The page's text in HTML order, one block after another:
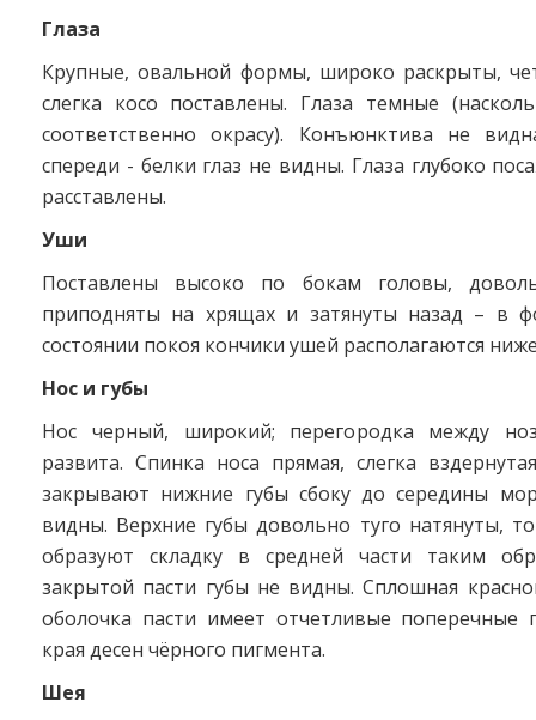
Глаза
Крупные, овальной формы, широко раскрыты,
слегка косо поставлены. Глаза темные
соответственно окрасу). Конъюнктива не
спереди - белки глаз не видны. Глаза глубоко
расставлены.
Уши
Поставлены высоко по бокам головы,
приподняты на хрящах и затянуты назад – в
состоянии покоя кончики ушей располагаются
Нос и губы
Нос черный, широкий; перегородка между
развита. Спинка носа прямая, слегка
закрывают нижние губы сбоку до середины
видны. Верхние губы довольно туго натянуты,
образуют складку в средней части таким
закрытой пасти губы не видны. Сплошная
оболочка пасти имеет отчетливые поперечные
края десен чёрного пигмента.
Шея